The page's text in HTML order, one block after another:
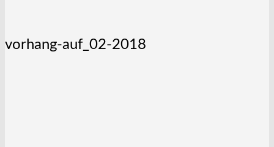
vorhang-auf_02-2018